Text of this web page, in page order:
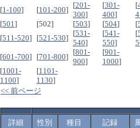
[1-100] [101-200]
[201-
300]
[301-
400]
[
[501] [502] [503] [504] [
[511-520] [521-530]
[531-
540]
[541-
550]
[
[601-700] [701-800]
[801-
900]
[901-
1000]
[1001-
1100]
[1101-
1130]
<< 前ページ
詳細 性別 種目 記録